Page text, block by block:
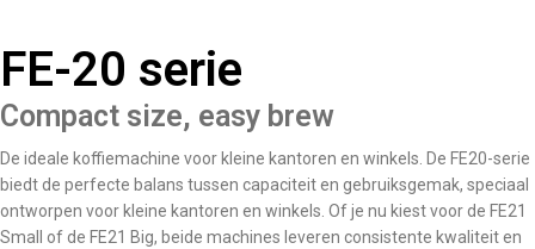
FE-20 serie
Compact size, easy brew
De ideale koffiemachine voor kleine kantoren en winkels. De FE20-serie
biedt de perfecte balans tussen capaciteit en gebruiksgemak, speciaal
ontworpen voor kleine kantoren en winkels. Of je nu kiest voor de FE21
Small of de FE21 Big, beide machines leveren consistente kwaliteit en